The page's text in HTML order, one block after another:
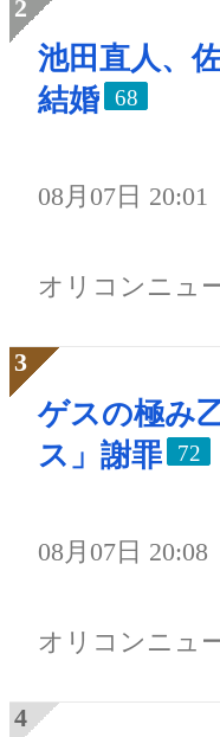
池田直人、
結婚
68
08月07日 20:01
オリコンニュ
ゲスの極み
ス」謝罪
72
08月07日 20:08
オリコンニュ